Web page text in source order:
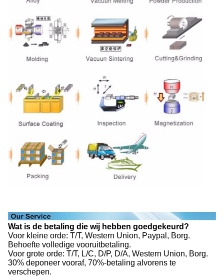
Wat is de betaling die wij hebben goedgekeurd?
Voor kleine orde: T/T, Western Union, Paypal, Borg.
Behoefte volledige vooruitbetaling.
Voor grote orde: T/T, L/C, D/P, D/A, Western Union, Borg.
30% deponeer vooraf, 70%-betaling alvorens te
verschepen.